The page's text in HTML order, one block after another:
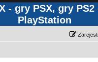
- gry PSX, gry
PlayStation